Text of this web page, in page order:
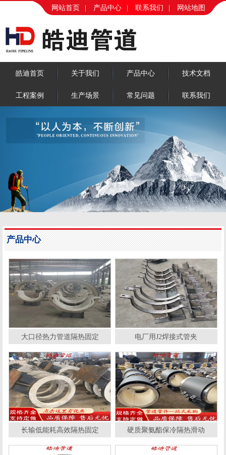
网站首页 | 产品中心 | 联系我们 | 网站地图
皓迪首页 关于我们 产品中心 技术文档
工程案例 生产场景 常见问题 联系我们
产品中心
大口径热力管道隔热固定 电厂用J2焊接式管夹
长输低能耗高效隔热固定 硬质聚氨酯保冷隔热滑动